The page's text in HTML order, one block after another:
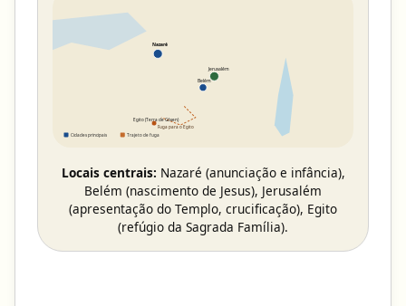
Nazaré
Belém
Jerusalém
Fuga para o Egito
Egito (Terra de Gósen)
Cidades principais Trajeto de fuga
Locais centrais: Nazaré (anunciação e infância),
Belém (nascimento de Jesus), Jerusalém
(apresentação do Templo, crucificação), Egito
(refúgio da Sagrada Família).